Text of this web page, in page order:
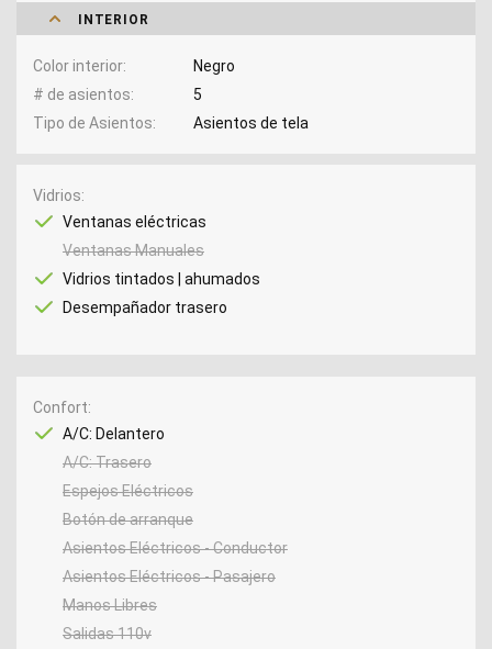
INTERIOR
Color interior
Negro
# de asientos
5
Tipo de Asientos
Asientos de tela
Vidrios
Ventanas eléctricas
Ventanas Manuales
Vidrios tintados | ahumados
Desempañador trasero
Confort
A/C: Delantero
A/C: Trasero
Espejos Eléctricos
Botón de arranque
Asientos Eléctricos - Conductor
Asientos Eléctricos - Pasajero
Manos Libres
Salidas 110v